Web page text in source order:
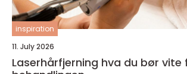
inspiration
11. July 2026
Laserhårfjerning hva du bør vite før du velger